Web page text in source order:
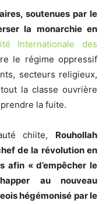
soutenues par le
la monarchie en
Internationale des
le régime oppressif
secteurs religieux,
la classe ouvrière
la fuite.
chiite, Rouhollah
de la révolution en
afin « d’empêcher le
au nouveau
hégémonisé par le